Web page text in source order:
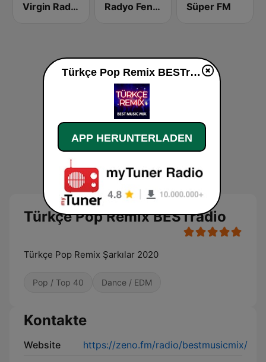
Virgin Radio Türkiye Radyo Fenomen Turk Süper FM
Türkçe Pop Remix BESTradio
Türkçe Pop Remix Şarkılar 2020
Pop / Top 40 Dance / EDM
Kontakte
Website
https://zeno.fm/radio/bestmusicmix/
Türkçe Pop Remix BESTradio live
APP HERUNTERLADEN